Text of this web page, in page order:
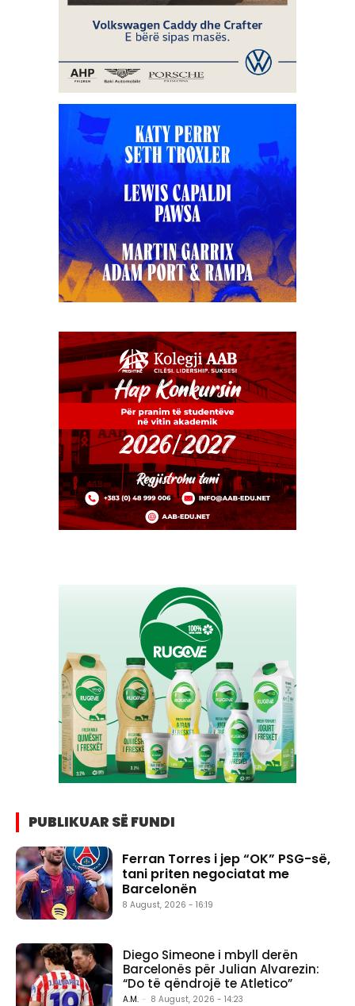
PUBLIKUAR SË FUNDI
Ferran Torres i jep “OK” PSG-së,
tani priten negociatat me
Barcelonën
8 August, 2026 - 16:19
Diego Simeone i mbyll derën
Barcelonës për Julian Alvarezin:
“Do të qëndrojë te Atletico”
A.M. - 8 August, 2026 - 14:23